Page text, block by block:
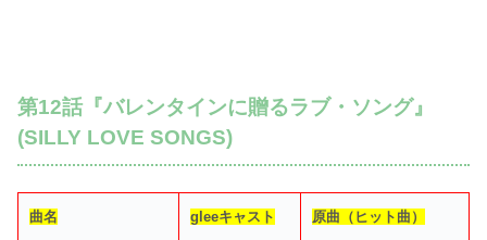
第12話『バレンタインに贈るラブ・ソング』
(SILLY LOVE SONGS)
曲名 gleeキャスト 原曲（ヒット曲）